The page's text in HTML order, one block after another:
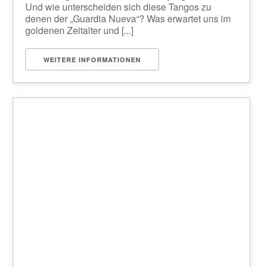
Und wie unterscheiden sich diese Tangos zu
denen der „Guardia Nueva“? Was erwartet uns im
goldenen Zeitalter und [...]
WEITERE INFORMATIONEN